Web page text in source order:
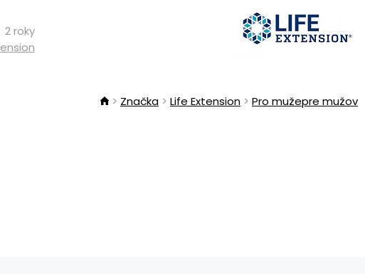
2 roky
Značka Life Extension Pro mužepre mužov